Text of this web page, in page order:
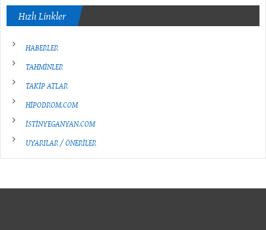
Hızlı Linkler
HABERLER
TAHMİNLER
TAKİP ATLAR
HİPODROM.COM
İSTİNYEGANYAN.COM
UYARILAR / ÖNERİLER